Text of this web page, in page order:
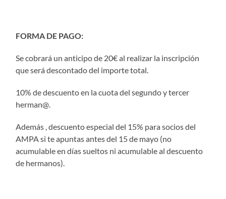
FORMA DE PAGO:
Se cobrará un anticipo de 20€ al realizar la inscripción
que será descontado del importe total.
10% de descuento en la cuota del segundo y tercer
herman@.
Además , descuento especial del 15% para socios del
AMPA si te apuntas antes del 15 de mayo (no
acumulable en días sueltos ni acumulable al descuento
de hermanos).